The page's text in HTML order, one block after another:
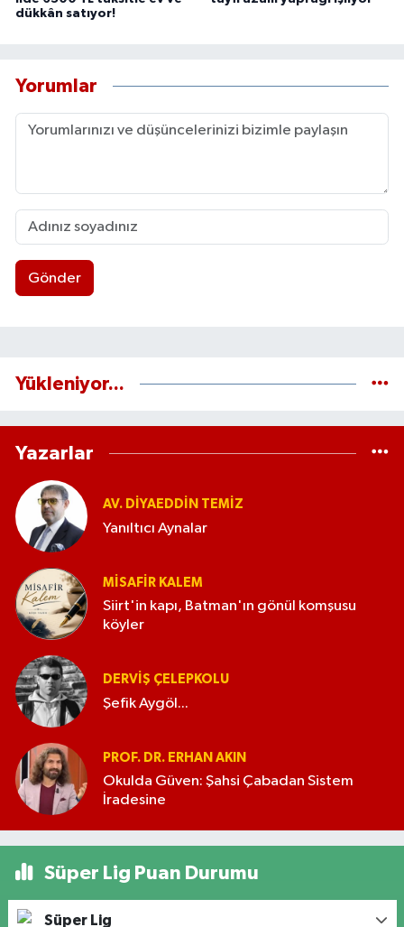
dükkân satıyor!
Yorumlar
Gönder
Yükleniyor...
Yazarlar
AV. DIYAEDDIN TEMIZ
Yanıltıcı Aynalar
MISAFIR KALEM
Siirt'in kapı, Batman'ın gönül komşusu
köyler
DERVIŞ ÇELEPKOLU
Şefik Aygöl...
PROF. DR. ERHAN AKIN
Okulda Güven: Şahsi Çabadan Sistem
İradesine
Süper Lig Puan Durumu
Süper Lig